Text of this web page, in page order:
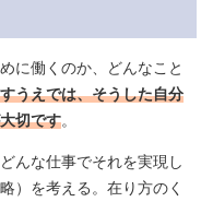
に働くのか、どんなこと
うえでは、そうした自分
切です。
んな仕事でそれを実現し
）を考える。在り方のく